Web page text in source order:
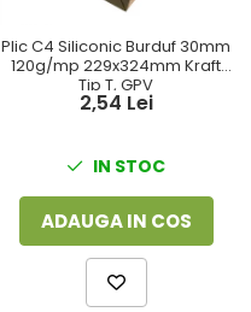
Plic C4 Siliconic Burduf 30mm
120g/mp 229x324mm Kraft
Tip T, GPV
2,54 Lei
IN STOC
ADAUGA IN COS